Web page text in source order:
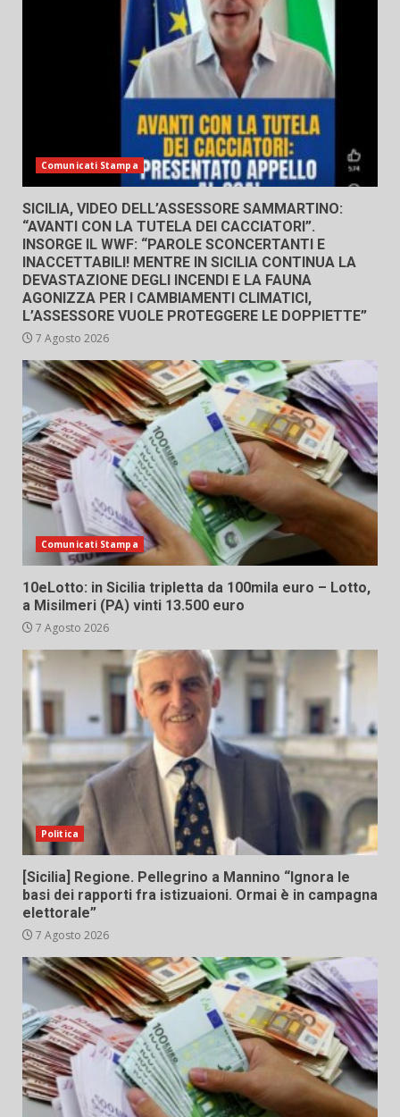
Comunicati Stampa
SICILIA, VIDEO DELL’ASSESSORE SAMMARTINO:
“AVANTI CON LA TUTELA DEI CACCIATORI”.
INSORGE IL WWF: “PAROLE SCONCERTANTI E
INACCETTABILI! MENTRE IN SICILIA CONTINUA LA
DEVASTAZIONE DEGLI INCENDI E LA FAUNA
AGONIZZA PER I CAMBIAMENTI CLIMATICI,
L’ASSESSORE VUOLE PROTEGGERE LE DOPPIETTE”
7 Agosto 2026
Comunicati Stampa
10eLotto: in Sicilia tripletta da 100mila euro – Lotto,
a Misilmeri (PA) vinti 13.500 euro
7 Agosto 2026
Politica
[Sicilia] Regione. Pellegrino a Mannino “Ignora le
basi dei rapporti fra istizuaioni. Ormai è in campagna
elettorale”
7 Agosto 2026